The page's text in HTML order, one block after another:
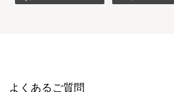
よくあるご質問